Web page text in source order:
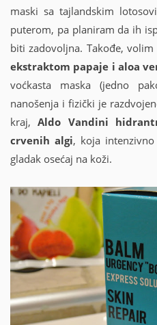
maski sa tajlandskim
puterom, pa planiram da ih
biti zadovoljna. Takođe, volim
ekstraktom papaje i aloa
voćkasta maska (jedno
nanošenja i fizički je
kraj,Aldo Vandini
crvenih algi, koja
gladak osećaj na koži.